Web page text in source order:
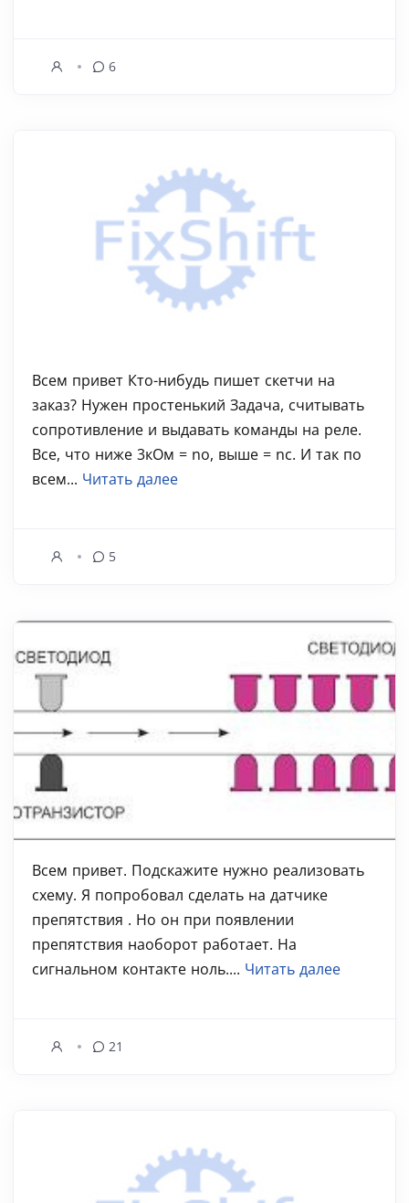
6
Всем привет Кто-нибудь пишет скетчи на
заказ? Нужен простенький Задача, считывать
сопротивление и выдавать команды на реле.
Все, что ниже 3кОм = no, выше = nc. И так по
всем... Читать далее
5
Всем привет. Подскажите нужно реализовать
схему. Я попробовал сделать на датчике
препятствия . Но он при появлении
препятствия наоборот работает. На
сигнальном контакте ноль.... Читать далее
21